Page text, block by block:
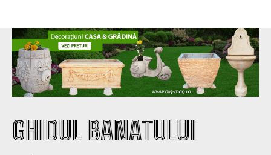
GHIDUL BANATULUI